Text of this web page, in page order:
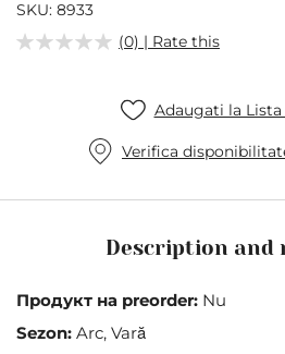
of
the
images
SKU 8933
(0) | Rate this
Adaugati la
Verifica
Description and
Продукт на preorder: Nu
Sezon: Arc, Vară